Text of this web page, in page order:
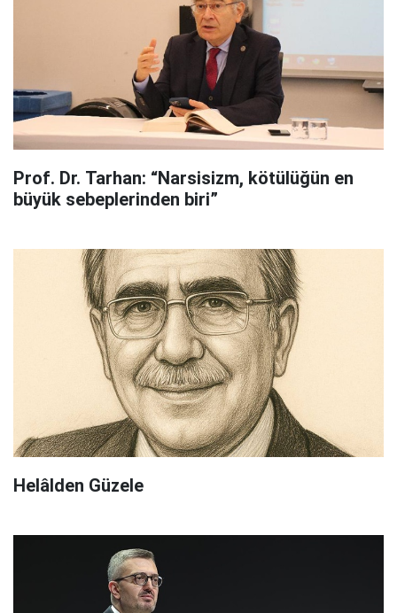
Prof. Dr. Tarhan: “Narsisizm, kötülüğün en
büyük sebeplerinden biri”
Helâlden Güzele